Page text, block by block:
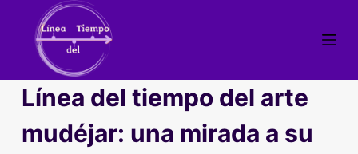
t
a
Línea del tiempo del arte
mudéjar: una mirada a su